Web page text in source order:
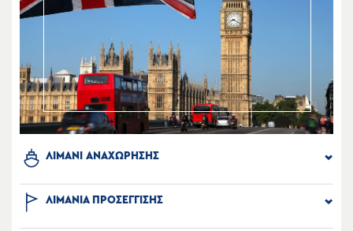
ΛΙΜΑΝΙ ΑΝΑΧΩΡΗΣΗΣ
ΛΙΜΑΝΙΑ ΠΡΟΣΕΓΓΙΣΗΣ